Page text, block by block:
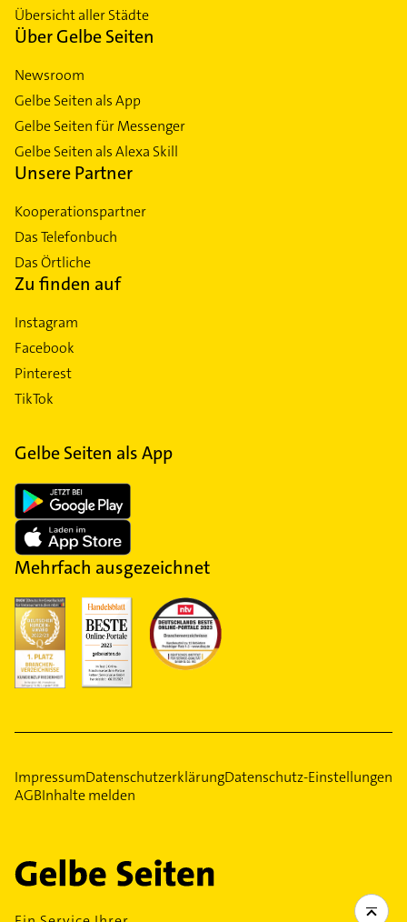
Übersicht aller Städte
Über Gelbe Seiten
Newsroom
Gelbe Seiten als App
Gelbe Seiten für Messenger
Gelbe Seiten als Alexa Skill
Unsere Partner
Kooperationspartner
Das Telefonbuch
Das Örtliche
Zu finden auf
Instagram
Facebook
Pinterest
TikTok
Gelbe Seiten als App
Mehrfach ausgezeichnet
ImpressumDatenschutzerklärungDatenschutz-Einstellungen
AGBInhalte melden